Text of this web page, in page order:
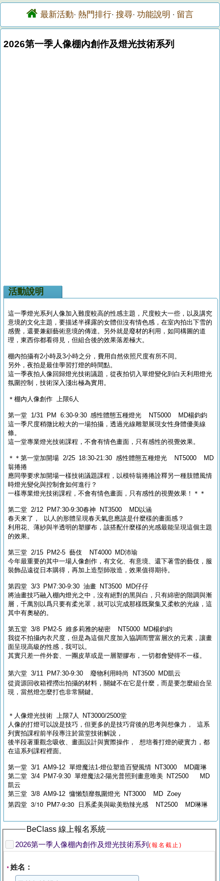
最新活動· 熱門排行· 搜尋· 功能說明 · 留言
2026第一季人像棚內創作及燈光技術系列
活動說明
這一季燈光系列人像加入難度較高的性感主題，尺度較大一些，以及講究
意境的文化主題，要描述半裸露的女體但沒有情色感，在室內拍出下雪的
感覺，還要兼顧藝術意境的傳達。另外就是廢材的利用，如同構圖的道
理，東西你都看得見，但組合後的效果落差極大。
棚內拍攝有2小時及3小時之分，費用自然依照尺度有所不同。
另外，夜拍是最佳學習打燈的時間點。
這一季夜拍人像回歸燈光技術議題，從夜拍切入單燈變化到白天利用燈光
氛圍控制，技術深入淺出極為實用。
＊棚內人像創作 上限6人
第一堂 1/31 PM 6:30-9:30 感性體態五種燈光 NT5000 MD楊鈞鈞
這一季尺度稍微比較大的一場拍攝，透過光線雕塑展現女性身體優美線
條。
這一堂專業燈光技術課程，不會有情色畫面，只有感性的視覺效果。
＊＊第一堂加開場 2/25 18:30-21:30 感性體態五種燈光 NT5000 MD
翁捲捲
應同學要求加開場一樣技術議題課程，以模特翁捲捲詮釋另一種肢體風情
時燈光變化與控制會如何進行？
一樣專業燈光技術課程，不會有情色畫面，只有感性的視覺效果！＊＊
第二堂 2/12 PM7:30-9:30春神 NT3500 MD以涵
春天來了， 以人的形體呈現春天氣息應該是什麼樣的畫面感？
利用花、薄紗與半透明的塑膠布，該搭配什麼樣的光感最能呈現這個主題
的效果。
第三堂 2/15 PM2-5 藝伎 NT4000 MD沛瑜
今年最重要的其中一場人像創作，有文化、有意境、還下著雪的藝伎，服
裝飾品遠從日本購得，再加上造型師妝造，效果值得期待。
第四堂 3/3 PM7:30-9:30 油畫 NT3500 MD仔仔
將油畫技巧融入棚內燈光之中，沒有絕對的黑與白，只有綿密的階調與漸
層，千萬別以爲只要有柔光罩，就可以完成那樣既聚集又柔軟的光線，這
其中有奧秘的。
第五堂 3/8 PM2-5 維多莉雅的秘密 NT5000 MD楊鈞鈞
我從不拍攝內衣尺度，但是為這個尺度加入協調而豐富層次的元素，讓畫
面呈現高級的性感，我可以。
其實只差一件外套、一團皮草或是一層塑膠布，一切都會變得不一樣。
第六堂 3/11 PM7:30-9:30
廢物利用時尚 NT3500 MD凱云
從資源回收箱裡撈出拍攝的材料，關鍵不在它是什麼，而是要怎麼組合呈
現，當然燈怎麼打也非常關鍵。
＊人像燈光技術 上限7人 NT3000/2500堂
人像的打燈可以說是技巧，但更多的是技巧背後的思考與想像力， 這系
列實拍課程前半段專注於當堂技術解說，
後半段著重觀念吸收、畫面設計與實際操作， 想培養打燈的硬實力，都
在這系列課程裡面。
第一堂 3/1 AM9-12 單燈魔法1-燈位塑造百變風情 NT3000 MD蘿琳
第二堂 3/4 PM7-9:30 單燈魔法2-陽光普照到畫意唯美 NT2500 MD
凱云
第三堂 3/8 AM9-12 慵懶頹靡氛圍燈光 NT3000 MD Zoey
第四堂 3/10 PM7-9:30 日系柔美與歐美勁辣光感 NT2500 MD琳琳
BeClass 線上報名系統
2026第一季人像棚內創作及燈光技術系列 (報名截止)
* 姓名：